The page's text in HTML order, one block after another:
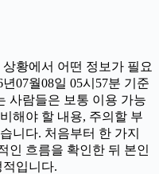
황에서 어떤 정보가 필요
07월08일 05시57분 기준
사람들은 보통 이용 가능
해야 할 내용, 주의할 부
니다. 처음부터 한 가지
인 흐름을 확인한 뒤 본인
입니다.